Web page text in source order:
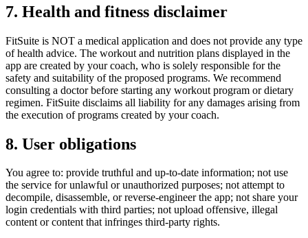
7. Health and fitness disclaimer
FitSuite is NOT a medical application and does not provide any type
of health advice. The workout and nutrition plans displayed in the
app are created by your coach, who is solely responsible for the
safety and suitability of the proposed programs. We recommend
consulting a doctor before starting any workout program or dietary
regimen. FitSuite disclaims all liability for any damages arising from
the execution of programs created by your coach.
8. User obligations
You agree to: provide truthful and up-to-date information; not use
the service for unlawful or unauthorized purposes; not attempt to
decompile, disassemble, or reverse-engineer the app; not share your
login credentials with third parties; not upload offensive, illegal
content or content that infringes third-party rights.